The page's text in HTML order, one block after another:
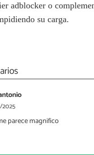
adblocker o
su carga.
parece magnifico